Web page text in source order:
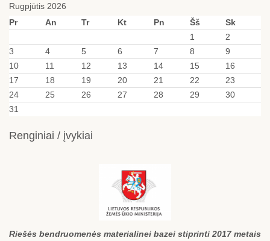
Rugpjūtis 2026
Pr
An Tr Kt Pn Šš
Sk
1
2
3
4 5 6 7 8
9
10
11 12 13 14 15
16
17
18 19 20 21 22
23
24
25 26 27 28 29
30
31
Renginiai / įvykiai
Riešės bendruomenės materialinei bazei stiprinti 2017 metais